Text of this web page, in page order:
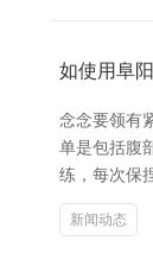
如使用阜
念念要领有
单是包括腹
练，每次保
新闻动态